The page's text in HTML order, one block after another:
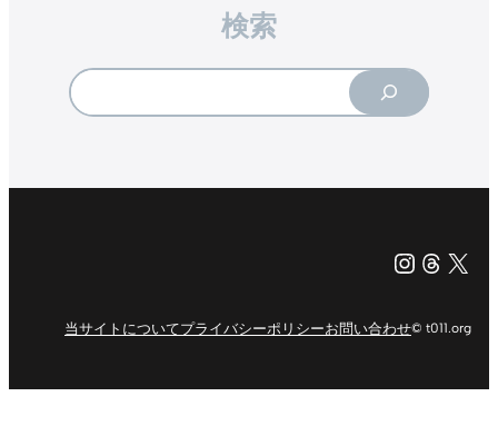
検索
X（旧
当サイトについてプライバシーポリシーお問い合わせ© t011.org